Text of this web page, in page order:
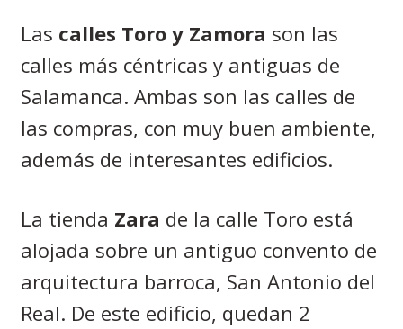
Las calles Toro y Zamora son las
calles más céntricas y antiguas de
Salamanca. Ambas son las calles de
las compras, con muy buen ambiente,
además de interesantes edificios.
La tienda Zara de la calle Toro está
alojada sobre un antiguo convento de
arquitectura barroca, San Antonio del
Real. De este edificio, quedan 2